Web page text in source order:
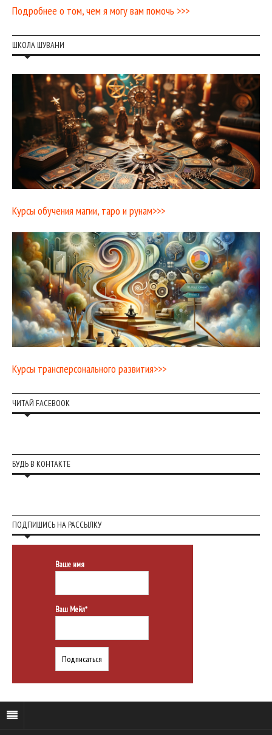
Подробнее о том, чем я могу вам помочь >>>
ШКОЛА ШУВАНИ
Курсы обучения магии, таро и рунам>>>
Курсы трансперсонального развития>>>
ЧИТАЙ FACEBOOK
БУДЬ В КОНТАКТЕ
ПОДПИШИСЬ НА РАССЫЛКУ
Ваше имя
Ваш Мейл*